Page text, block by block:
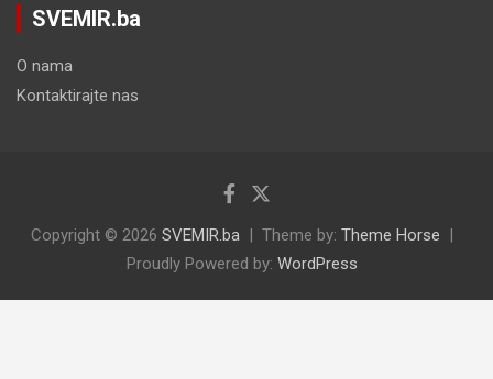
SVEMIR.ba
O nama
Kontaktirajte nas
Copyright © 2026 SVEMIR.ba Theme by: Theme Horse
Proudly Powered by: WordPress